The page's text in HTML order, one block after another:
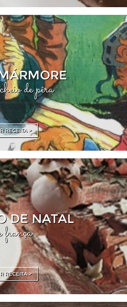
de pêra
RECEITA >
DE NATAL
frança
RECEITA >